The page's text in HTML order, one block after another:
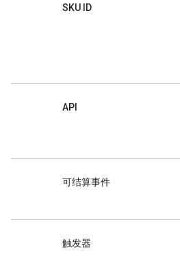
SKU ID
API
可结算事件
触发器